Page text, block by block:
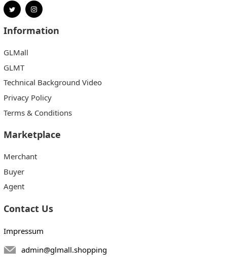
Information
GLMall
GLMT
Technical Background Video
Privacy Policy
Terms & Conditions
Marketplace
Merchant
Buyer
Agent
Contact Us
Impressum
admin@glmall.shopping